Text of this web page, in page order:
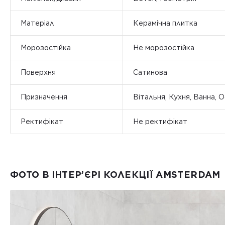
Матеріал Керамічна плитка
Морозостійка Не морозостійка
Поверхня Сатинова
Призначення Вітальня, Кухня, Ванна,
Ректифікат Не ректифікат
ФОТО В ІНТЕР’ЄРІ КОЛЕКЦІЇ AMSTERDAM